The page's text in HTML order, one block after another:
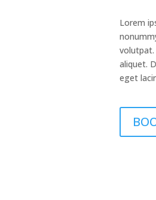
Lorem
volutpat.
aliquet.
eget